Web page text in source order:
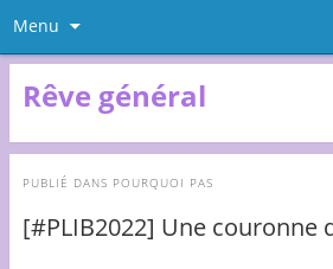
Menu
Rêve général
PUBLIÉ DANS POURQUOI PAS
[#PLIB2022] Une couronne